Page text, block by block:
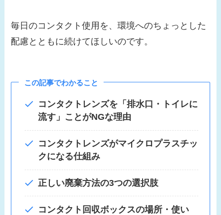
毎日のコンタクト使用を、環境へのちょっとした
配慮とともに続けてほしいのです。
この記事でわかること
コンタクトレンズを「排水口・トイレに
流す」ことがNGな理由
コンタクトレンズがマイクロプラスチッ
クになる仕組み
正しい廃棄方法の3つの選択肢
コンタクト回収ボックスの場所・使い